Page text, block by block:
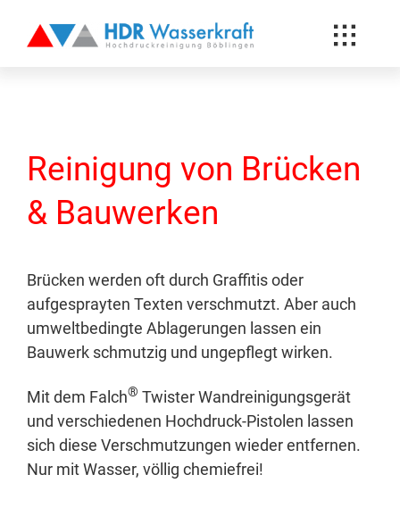
Toggle
Kontakt
Reinigung von Brücken
& Bauwerken
Brücken werden oft durch Graffitis oder
aufgesprayten Texten verschmutzt. Aber auch
umweltbedingte Ablagerungen lassen ein
Bauwerk schmutzig und ungepflegt wirken.
Mit dem Falch® Twister Wandreinigungsgerät
und verschiedenen Hochdruck-Pistolen lassen
sich diese Verschmutzungen wieder entfernen.
Nur mit Wasser, völlig chemiefrei!